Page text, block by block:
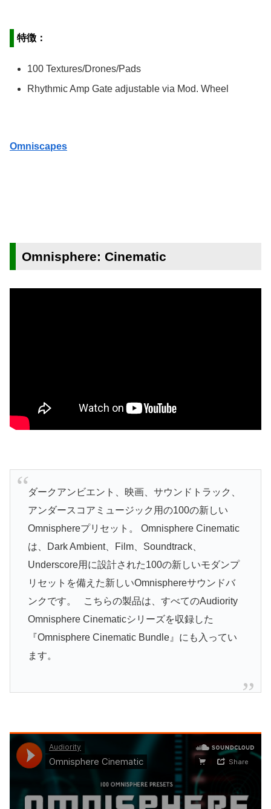
特徴：
100 Textures/Drones/Pads
Rhythmic Amp Gate adjustable via Mod. Wheel
Omniscapes
Omnisphere: Cinematic
ダークアンビエント、映画、サウンドトラック、
アンダースコアミュージック用の100の新しい
Omnisphereプリセット。 Omnisphere Cinematic
は、Dark Ambient、Film、Soundtrack、
Underscore用に設計された100の新しいモダンプ
リセットを備えた新しいOmnisphereサウンドバ
ンクです。 こちらの製品は、すべてのAudiority
Omnisphere Cinematicシリーズを収録した
『Omnisphere Cinematic Bundle』にも入ってい
ます。